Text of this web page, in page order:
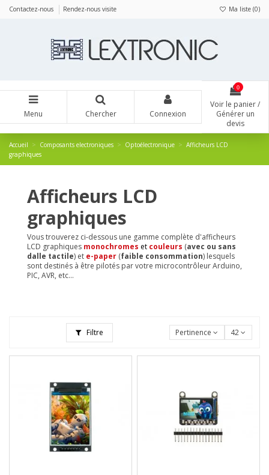
Contactez-nous Rendez-nous visite Ma liste (0)
Menu Chercher Connexion
0
Voir le panier /
Générer un
devis
Accueil Composants electroniques Optoélectronique
Afficheurs LCD
graphiques
Afficheurs LCD
graphiques
Vous trouverez ci-dessous une gamme complète d'afficheurs
LCD graphiques monochromes et couleurs (avec ou sans
dalle tactile) et e-paper (faible consommation) lesquels
sont destinés à être pilotés par votre microcontrôleur Arduino,
PIC, AVR, etc...
Filtre Pertinence 42
Panneau de gestion des cookies